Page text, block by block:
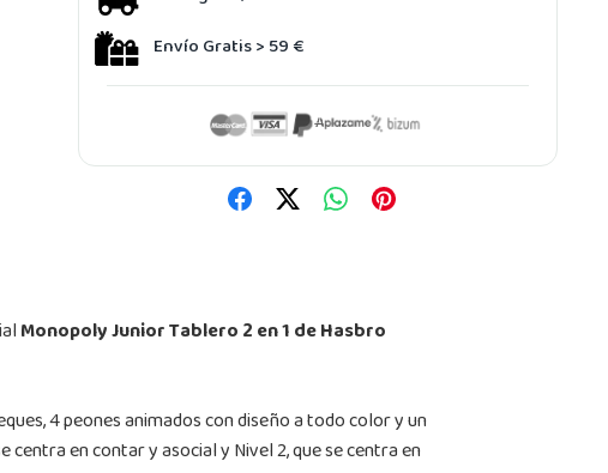
Envío Gratis > 59 €
Monopoly Junior Tablero 2 en 1 de Hasbro
4 peones animados con diseño a todo color y un
en contar y asocial y Nivel 2, que se centra en